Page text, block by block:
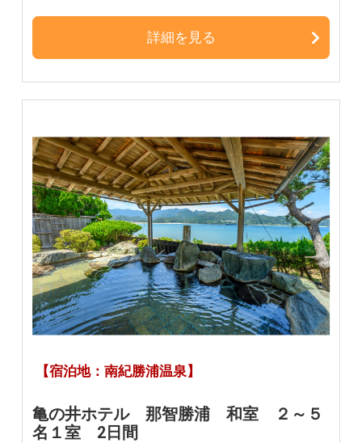
詳細を見る
【宿泊地：南紀勝浦温泉】
亀の井ホテル 那智勝浦 和室 ２～５
名１室 2日間